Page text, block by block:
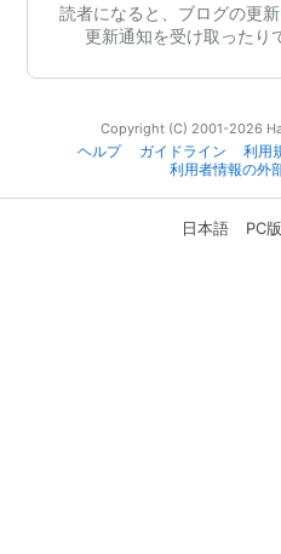
読者になると、ブログの更
更新通知を受け取ったり
Copyright (C) 2001-2026
ヘルプ
ガイドライン 利用
利用者情報の外
日本語 PC版